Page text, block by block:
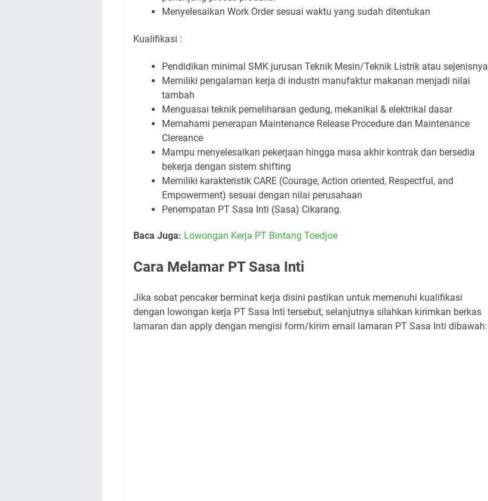
Menyelesaikan Work Order sesuai waktu yang sudah ditentukan
Kualifikasi :
Pendidikan minimal SMK jurusan Teknik Mesin/Teknik Listrik atau sejenisnya
Memiliki pengalaman kerja di industri manufaktur makanan menjadi nilai
tambah
Menguasai teknik pemeliharaan gedung, mekanikal & elektrikal dasar
Memahami penerapan Maintenance Release Procedure dan Maintenance
Clereance
Mampu menyelesaikan pekerjaan hingga masa akhir kontrak dan bersedia
bekerja dengan sistem shifting
Memiliki karakteristik CARE (Courage, Action oriented, Respectful, and
Empowerment) sesuai dengan nilai perusahaan
Penempatan PT Sasa Inti (Sasa) Cikarang.
Baca Juga: Lowongan Kerja PT Bintang Toedjoe
Cara Melamar PT Sasa Inti
Jika sobat pencaker berminat kerja disini pastikan untuk memenuhi kualifikasi
dengan lowongan kerja PT Sasa Inti tersebut, selanjutnya silahkan kirimkan berkas
lamaran dan apply dengan mengisi form/kirim email lamaran PT Sasa Inti dibawah: